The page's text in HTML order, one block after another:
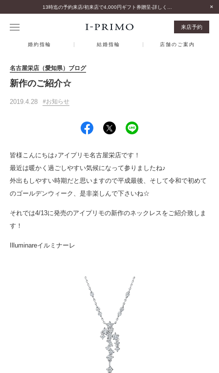
来店予約
婚約指輪 結婚指輪 店舗のご案内
名古屋栄店（愛知県）ブログ
新作のご紹介☆
2019.4.28 お知らせ
皆様こんにちは♪アイプリモ名古屋栄店です！
最近は暖かく過ごしやすい気候になって参りましたね♪
外出もしやすい時期だと思いますので平成最後、そして令和で初めて
のゴールデンウィーク、是非楽しんで下さいね☆
それでは4/13に発売のアイプリモの新作のネックレスをご紹介致しま
す！
Illuminareイルミナーレ